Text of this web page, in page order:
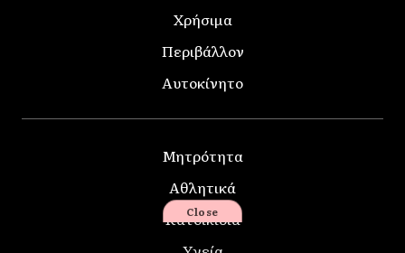
Χρήσιμα
Περιβάλλον
Αυτοκίνητο
Μητρότητα
Αθλητικά
Κατοικίδια
Close